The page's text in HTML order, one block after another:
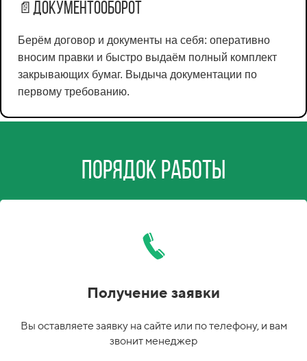
📄 Документооборот
Берём договор и документы на себя: оперативно
вносим правки и быстро выдаём полный комплект
закрывающих бумаг. Выдыча документации по
первому требованию.
Порядок работы
Получение заявки
Вы оставляете заявку на сайте или по телефону, и вам
звонит менеджер